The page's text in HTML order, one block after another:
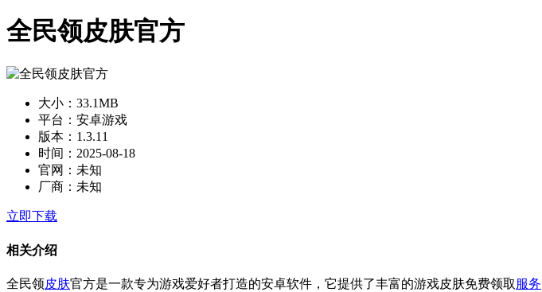
全民领皮肤官方
大小： 33.1MB
平台： 安卓游戏
版本： 1.3.11
时间： 2025-08-18
官网： 未知
厂商： 未知
立即下载
相关介绍
全民领皮肤官方是一款专为游戏爱好者打造的安卓软件，它提供了丰富的游戏皮肤免费领取 服务